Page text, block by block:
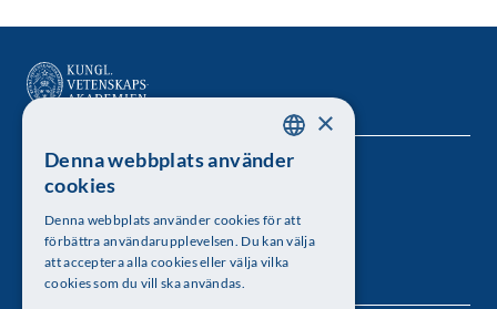
Kungl. Vetenskapsakademien
Besöksadress: Lilla Frescativägen 4A
Telefon: 08-673 95 00
SWEDISH
×
Denna webbplats använder
cookies
Denna webbplats använder cookies för att
förbättra användarupplevelsen. Du kan välja
att acceptera alla cookies eller välja vilka
cookies som du vill ska användas.